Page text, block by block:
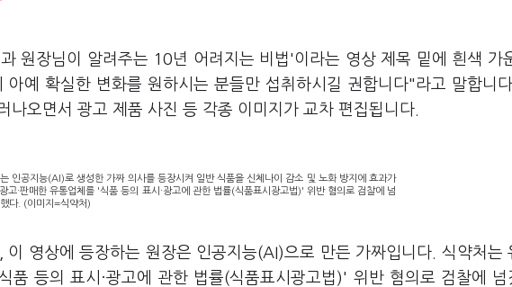
원장님이 알려주는 10년 어려지는 비법'이라는 영상 제목 밑에 흰색 가
예 확실한 변화를 원하시는 분들만 섭취하시길 권합니다"라고 말합니
나오면서 광고 제품 사진 등 각종 이미지가 교차 편집됩니다.
인공지능(AI)로 생성한 가짜 의사를 등장시켜 일반 식품을 신체나이 감소 및 노화 방지에 효과가
고·판매한 유통업체를 '식품 등의 표시·광고에 관한 법률(식품표시광고법)' 위반 혐의로 검찰에 넘
다. (이미지=식약처)
이 영상에 등장하는 원장은 인공지능(AI)으로 만든 가짜입니다. 식약처는
품 등의 표시·광고에 관한 법률(식품표시광고법)' 위반 혐의로 검찰에 넘